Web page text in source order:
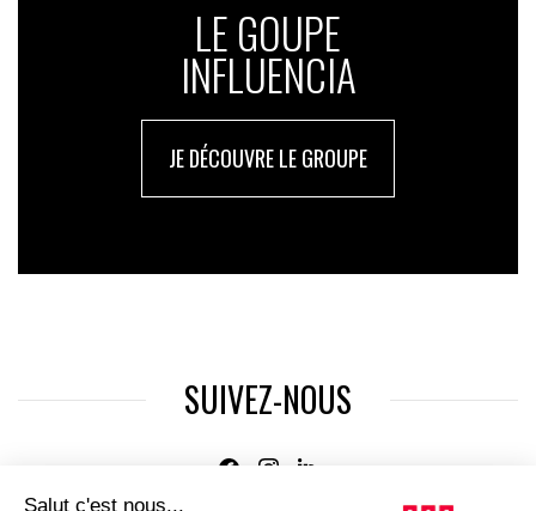
LE GOUPE
INFLUENCIA
JE DÉCOUVRE LE GROUPE
SUIVEZ-NOUS